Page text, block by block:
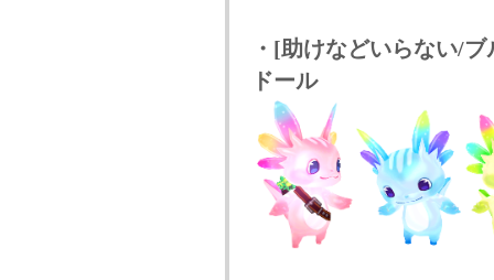
・[助けなどいらない/
ドール